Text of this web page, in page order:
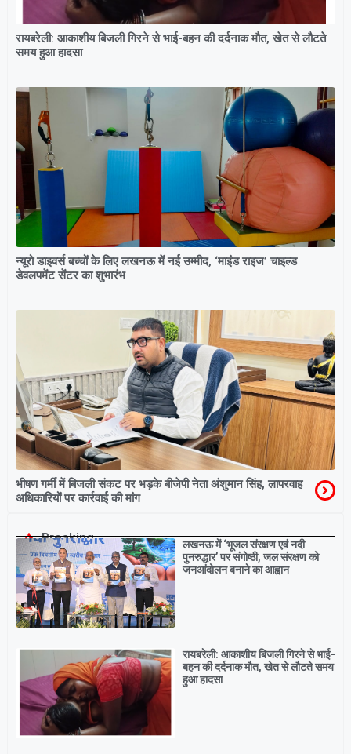
रायबरेली: आकाशीय बिजली गिरने से भाई-बहन की दर्दनाक मौत, खेत से लौटते
समय हुआ हादसा
न्यूरो डाइवर्स बच्चों के लिए लखनऊ में नई उम्मीद, ‘माइंड राइज’ चाइल्ड
डेवलपमेंट सेंटर का शुभारंभ
भीषण गर्मी में बिजली संकट पर भड़के बीजेपी नेता अंशुमान सिंह, लापरवाह
अधिकारियों पर कार्रवाई की मांग
Breaking
लखनऊ में ‘भूजल संरक्षण एवं नदी
पुनरुद्धार’ पर संगोष्ठी, जल संरक्षण को
जनआंदोलन बनाने का आह्वान
रायबरेली: आकाशीय बिजली गिरने से भाई-
बहन की दर्दनाक मौत, खेत से लौटते समय
हुआ हादसा